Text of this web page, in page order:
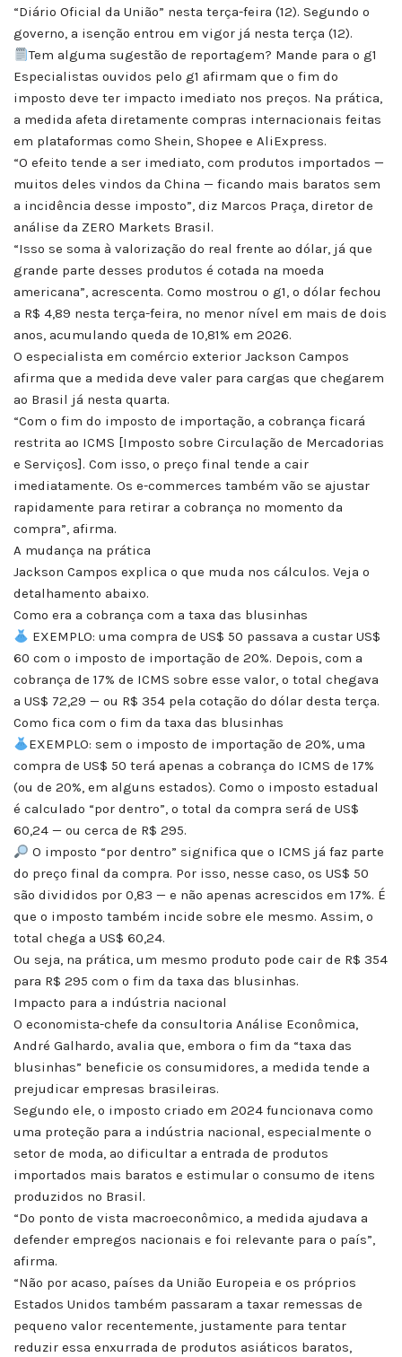
“Diário Oficial da União” nesta terça-feira (12). Segundo o
governo, a isenção entrou em vigor já nesta terça (12).
Tem alguma sugestão de reportagem? Mande para o g1
Especialistas ouvidos pelo g1 afirmam que o fim do
imposto deve ter impacto imediato nos preços. Na prática,
a medida afeta diretamente compras internacionais feitas
em plataformas como Shein, Shopee e AliExpress.
“O efeito tende a ser imediato, com produtos importados —
muitos deles vindos da China — ficando mais baratos sem
a incidência desse imposto”, diz Marcos Praça, diretor de
análise da ZERO Markets Brasil.
“Isso se soma à valorização do real frente ao dólar, já que
grande parte desses produtos é cotada na moeda
americana”, acrescenta. Como mostrou o g1, o dólar fechou
a R$ 4,89 nesta terça-feira, no menor nível em mais de dois
anos, acumulando queda de 10,81% em 2026.
O especialista em comércio exterior Jackson Campos
afirma que a medida deve valer para cargas que chegarem
ao Brasil já nesta quarta.
“Com o fim do imposto de importação, a cobrança ficará
restrita ao ICMS [Imposto sobre Circulação de Mercadorias
e Serviços]. Com isso, o preço final tende a cair
imediatamente. Os e-commerces também vão se ajustar
rapidamente para retirar a cobrança no momento da
compra”, afirma.
A mudança na prática
Jackson Campos explica o que muda nos cálculos. Veja o
detalhamento abaixo.
Como era a cobrança com a taxa das blusinhas
EXEMPLO: uma compra de US$ 50 passava a custar US$
60 com o imposto de importação de 20%. Depois, com a
cobrança de 17% de ICMS sobre esse valor, o total chegava
a US$ 72,29 — ou R$ 354 pela cotação do dólar desta terça.
Como fica com o fim da taxa das blusinhas
EXEMPLO: sem o imposto de importação de 20%, uma
compra de US$ 50 terá apenas a cobrança do ICMS de 17%
(ou de 20%, em alguns estados). Como o imposto estadual
é calculado “por dentro”, o total da compra será de US$
60,24 — ou cerca de R$ 295.
O imposto “por dentro” significa que o ICMS já faz parte
do preço final da compra. Por isso, nesse caso, os US$ 50
são divididos por 0,83 — e não apenas acrescidos em 17%. É
que o imposto também incide sobre ele mesmo. Assim, o
total chega a US$ 60,24.
Ou seja, na prática, um mesmo produto pode cair de R$ 354
para R$ 295 com o fim da taxa das blusinhas.
Impacto para a indústria nacional
O economista-chefe da consultoria Análise Econômica,
André Galhardo, avalia que, embora o fim da “taxa das
blusinhas” beneficie os consumidores, a medida tende a
prejudicar empresas brasileiras.
Segundo ele, o imposto criado em 2024 funcionava como
uma proteção para a indústria nacional, especialmente o
setor de moda, ao dificultar a entrada de produtos
importados mais baratos e estimular o consumo de itens
produzidos no Brasil.
“Do ponto de vista macroeconômico, a medida ajudava a
defender empregos nacionais e foi relevante para o país”,
afirma.
“Não por acaso, países da União Europeia e os próprios
Estados Unidos também passaram a taxar remessas de
pequeno valor recentemente, justamente para tentar
reduzir essa enxurrada de produtos asiáticos baratos,